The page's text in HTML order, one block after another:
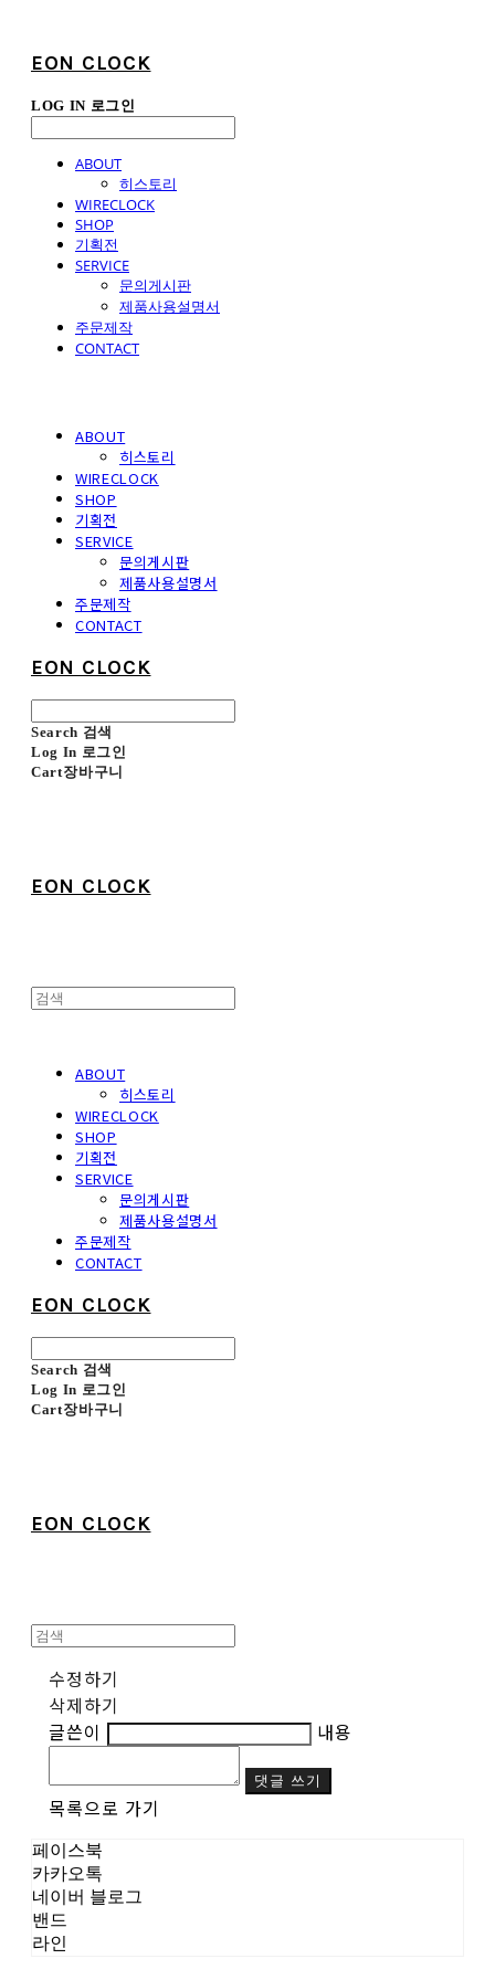
EON CLOCK
LOG IN 로그인
ABOUT
히스토리
WIRECLOCK
SHOP
기획전
SERVICE
문의게시판
제품사용설명서
주문제작
CONTACT
ABOUT
히스토리
WIRECLOCK
SHOP
기획전
SERVICE
문의게시판
제품사용설명서
주문제작
CONTACT
EON CLOCK
Search 검색
Log In 로그인
Cart장바구니
EON CLOCK
ABOUT
히스토리
WIRECLOCK
SHOP
기획전
SERVICE
문의게시판
제품사용설명서
주문제작
CONTACT
EON CLOCK
Search 검색
Log In 로그인
Cart장바구니
EON CLOCK
수정하기
삭제하기
글쓴이
내용
댓글 쓰기
목록으로 가기
페이스북
카카오톡
네이버 블로그
밴드
라인